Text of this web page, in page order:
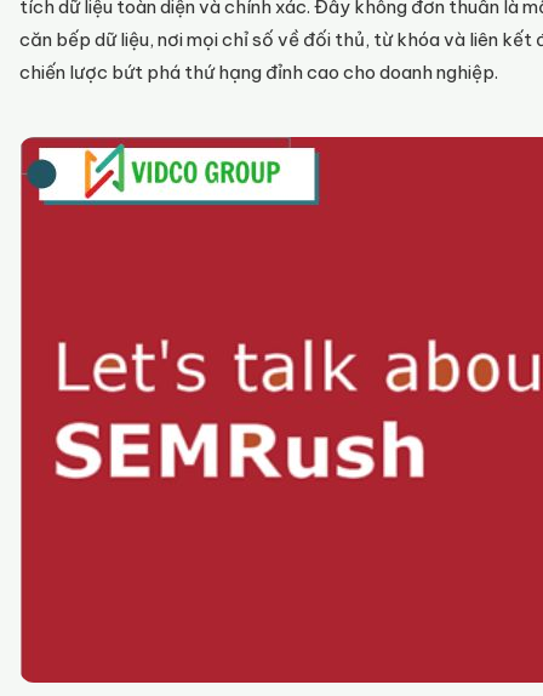
tích dữ liệu toàn diện và chính xác. Đây không đơn thuần là
căn bếp dữ liệu, nơi mọi chỉ số về đối thủ, từ khóa và liên
chiến lược bứt phá thứ hạng đỉnh cao cho doanh nghiệp.